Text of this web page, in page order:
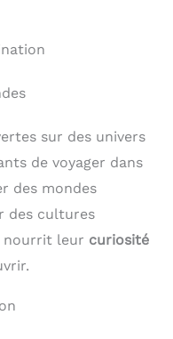
sur des univers
de voyager dans
des mondes
des cultures
nourrit leur curiosité